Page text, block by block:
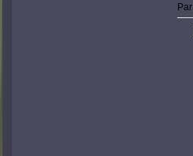
Par